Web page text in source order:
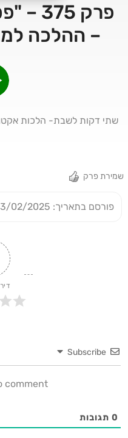
פרק
– ההלכה
שתי דקות לשבת- הלכות
שמירת פרק
פורסם בתאריך: 13/02/2025
Subscribe
comment
0 תגובות